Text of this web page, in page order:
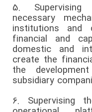
5.
necessary
institutions and
financial and
domestic and
create the
the
subsidiary
6. Supervising